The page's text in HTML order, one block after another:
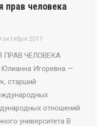
прав человека
октября 2017
ЧЕЛОВЕКА
Игоревна —
старший
отношений
университета В